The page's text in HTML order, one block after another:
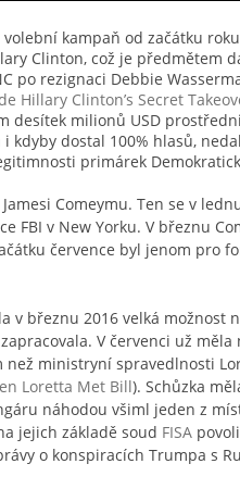
kampaň od začátku
Clinton, což je předmětem
po rezignaci Debbie
Hillary Clinton’s Secret
milionů USD
kdyby dostal 100% hlasů,
primárek
Comeymu. Ten se v
FBI v New Yorku. V březnu
července byl jenom pro
v březnu 2016 velká
V červenci už
ministryní spravedlnosti
Loretta Met Bill). Schůzka
náhodou všiml jeden z
jejich základě soud FISA
o konspiracích Trumpa s